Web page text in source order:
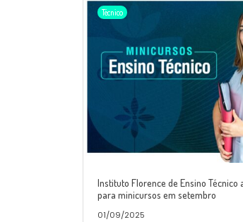
Técnico
Instituto Florence de Ensino Técnico
para minicursos em setembro
01/09/2025